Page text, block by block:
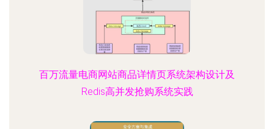
百万流量电商网站商品详情页系统架构设计及
Redis高并发抢购系统实践